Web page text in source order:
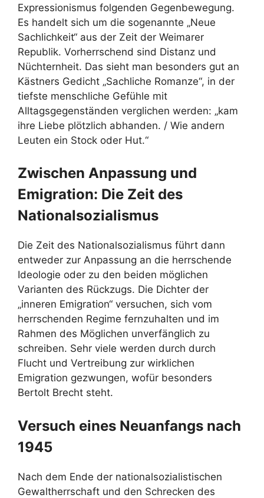
Expressionismus folgenden Gegenbewegung.
Es handelt sich um die sogenannte „Neue
Sachlichkeit“ aus der Zeit der Weimarer
Republik. Vorherrschend sind Distanz und
Nüchternheit. Das sieht man besonders gut an
Kästners Gedicht „Sachliche Romanze“, in der
tiefste menschliche Gefühle mit
Alltagsgegenständen verglichen werden: „kam
ihre Liebe plötzlich abhanden. / Wie andern
Leuten ein Stock oder Hut.“
Zwischen Anpassung und
Emigration: Die Zeit des
Nationalsozialismus
Die Zeit des Nationalsozialismus führt dann
entweder zur Anpassung an die herrschende
Ideologie oder zu den beiden möglichen
Varianten des Rückzugs. Die Dichter der
„inneren Emigration“ versuchen, sich vom
herrschenden Regime fernzuhalten und im
Rahmen des Möglichen unverfänglich zu
schreiben. Sehr viele werden durch durch
Flucht und Vertreibung zur wirklichen
Emigration gezwungen, wofür besonders
Bertolt Brecht steht.
Versuch eines Neuanfangs nach
1945
Nach dem Ende der nationalsozialistischen
Gewaltherrschaft und den Schrecken des